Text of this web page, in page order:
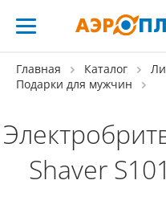
Главная Каталог
Подарки для мужчин
Shaver